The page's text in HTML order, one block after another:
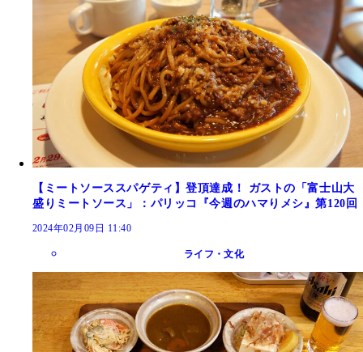
【ミートソーススパゲティ】登頂達成！ ガストの「富士山大
盛りミートソース」：パリッコ『今週のハマりメシ』第120回
2024年02月09日 11:40
ライフ・文化